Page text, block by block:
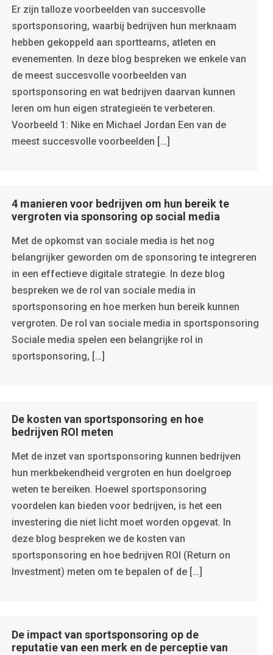
Er zijn talloze voorbeelden van succesvolle
sportsponsoring, waarbij bedrijven hun merknaam
hebben gekoppeld aan sportteams, atleten en
evenementen. In deze blog bespreken we enkele van
de meest succesvolle voorbeelden van
sportsponsoring en wat bedrijven daarvan kunnen
leren om hun eigen strategieën te verbeteren.
Voorbeeld 1: Nike en Michael Jordan Een van de
meest succesvolle voorbeelden […]
4 manieren voor bedrijven om hun bereik te
vergroten via sponsoring op social media
Met de opkomst van sociale media is het nog
belangrijker geworden om de sponsoring te integreren
in een effectieve digitale strategie. In deze blog
bespreken we de rol van sociale media in
sportsponsoring en hoe merken hun bereik kunnen
vergroten. De rol van sociale media in sportsponsoring
Sociale media spelen een belangrijke rol in
sportsponsoring, […]
De kosten van sportsponsoring en hoe
bedrijven ROI meten
Met de inzet van sportsponsoring kunnen bedrijven
hun merkbekendheid vergroten en hun doelgroep
weten te bereiken. Hoewel sportsponsoring
voordelen kan bieden voor bedrijven, is het een
investering die niet licht moet worden opgevat. In
deze blog bespreken we de kosten van
sportsponsoring en hoe bedrijven ROI (Return on
Investment) meten om te bepalen of de […]
De impact van sportsponsoring op de
reputatie van een merk en de perceptie van